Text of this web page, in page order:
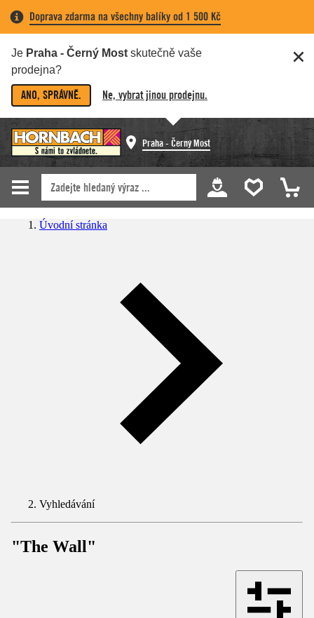
Doprava zdarma na všechny balíky od 1 500 Kč
Je Praha - Černý Most skutečně vaše
prodejna?
ANO, SPRÁVNĚ. Ne, vybrat jinou prodejnu.
Praha - Černý Most
Úvodní stránka
Vyhledávání
"The Wall"